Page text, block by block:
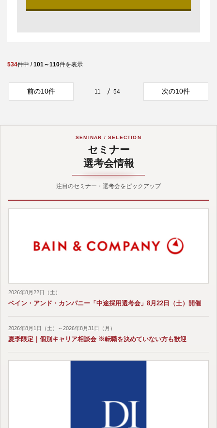
534件中 /101～110件を表示
前の10件 11 54 次の10件
SEMINAR / SELECTION
セミナー
選考会情報
注目のセミナー・選考会をピックアップ
2026年8月22日（土）
ベイン・アンド・カンパニー「中途採用選考会」8月22日（土）開催
2026年8月1日（土）～2026年8月31日（月）
夏季限定｜個別キャリア相談会 ※転職を決めていない方も歓迎